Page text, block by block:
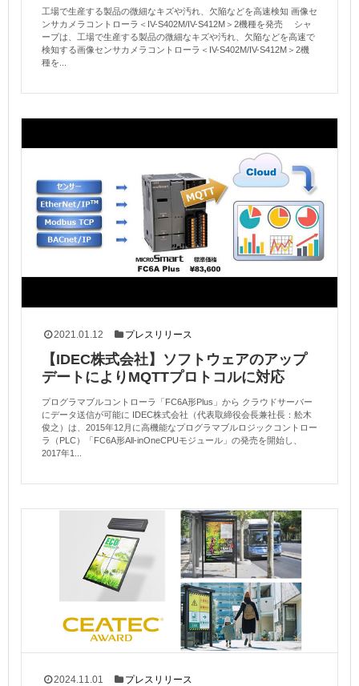
工場で生産する製品の微細なキズや汚れ、欠陥などを高速検知 画像セ
ンサカメラコントローラ＜IV-S402M/IV-S412M＞2機種を発売 シャ
ープは、工場で生産する製品の微細なキズや汚れ、欠陥などを高速で
検知する画像センサカメラコントローラ＜IV-S402M/IV-S412M＞2機
種を...
2021.01.12 プレスリリース
【IDEC株式会社】ソフトウェアのアップ
デートによりMQTTプロトコルに対応
プログラマブルコントローラ「FC6A形Plus」から クラウドサーバー
にデータ送信が可能に IDEC株式会社（代表取締役会長兼社長：舩木
俊之）は、2015年12月に高機能なプログラマブルロジックコントロー
ラ（PLC）「FC6A形All-inOneCPUモジュール」の発売を開始し、
2017年1...
2024.11.01 プレスリリース